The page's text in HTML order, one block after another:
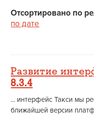
Отсортировано по
по дате
Развитие
8.3.4
... интерфейс Такси мы
ближайшей версии